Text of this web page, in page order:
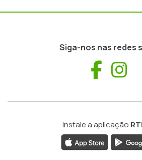
Siga-nos nas redes
Instale a aplicação